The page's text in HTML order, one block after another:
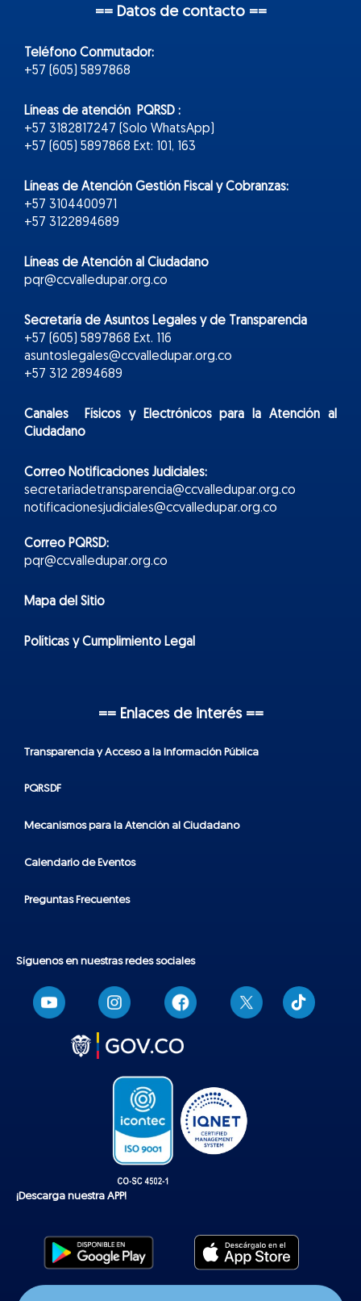
== Datos de contacto ==
Teléfono Conmutador:
+57 (605) 5897868
Líneas de atención PQRSD :
+57 3182817247 (Solo WhatsApp)
+57 (605) 5897868 Ext: 101, 163
Líneas de Atención Gestión Fiscal y Cobranzas:
+57 3104400971
+57 3122894689
Líneas de Atención al Ciudadano
pqr@ccvalledupar.org.co
Secretaría de Asuntos Legales y de Transparencia
+57 (605) 5897868 Ext. 116
asuntoslegales@ccvalledupar.org.co
+57 312 2894689
Canales Físicos yElectrónicospara la Atención al
Ciudadano
Correo Notificaciones Judiciales:
secretariadetransparencia@ccvalledupar.org.co
notificacionesjudiciales@ccvalledupar.org.co
Correo PQRSD:
pqr@ccvalledupar.org.co
Mapa del Sitio
Políticas y Cumplimiento Legal
== Enlaces de interés ==
Transparencia y Acceso a la Información Pública
PQRSDF
Mecanismos para la Atención al Ciudadano
Calendario de Eventos
Preguntas Frecuentes
Síguenos en nuestras redes sociales
T
i
k
¡Descarga nuestra APP!